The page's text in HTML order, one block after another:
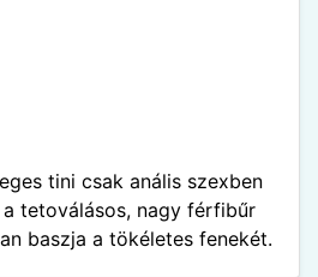
tini csak anális szexben
tetoválásos, nagy férfibűr
baszja a tökéletes fenekét.